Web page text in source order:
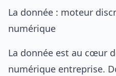
La donnée : moteur
numérique
La donnée est au cœur
numérique entreprise.